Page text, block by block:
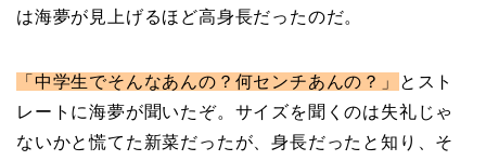
は海夢が見上げるほど高身長だったのだ。
「中学生でそんなあんの？何センチあんの？」
とスト
レートに海夢が聞いたぞ。サイズを聞くのは失礼じゃ
ないかと慌てた新菜だったが、身長だったと知り、そ